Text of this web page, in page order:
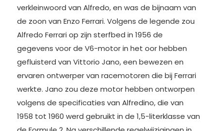
verkleinwoord van Alfredo, en was de bijnaam van
de zoon van Enzo Ferrari. Volgens de legende zou
Alfredo Ferrari op zijn sterfbed in 1956 de
gegevens voor de V6-motor in het oor hebben
gefluisterd van Vittorio Jano, een bewezen en
ervaren ontwerper van racemotoren die bij Ferrari
werkte. Jano zou deze motor hebben ontworpen
volgens de specificaties van Alfredino, die van
1958 tot 1960 werd gebruikt in de 1,5-literklasse van